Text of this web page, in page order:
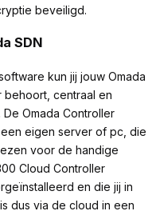
beveiligd.
SDN
kun jij jouw Omada
centraal en
Omada Controller
eigen server of pc, die
voor de handige
Cloud Controller
en die jij in
dus via de cloud in een